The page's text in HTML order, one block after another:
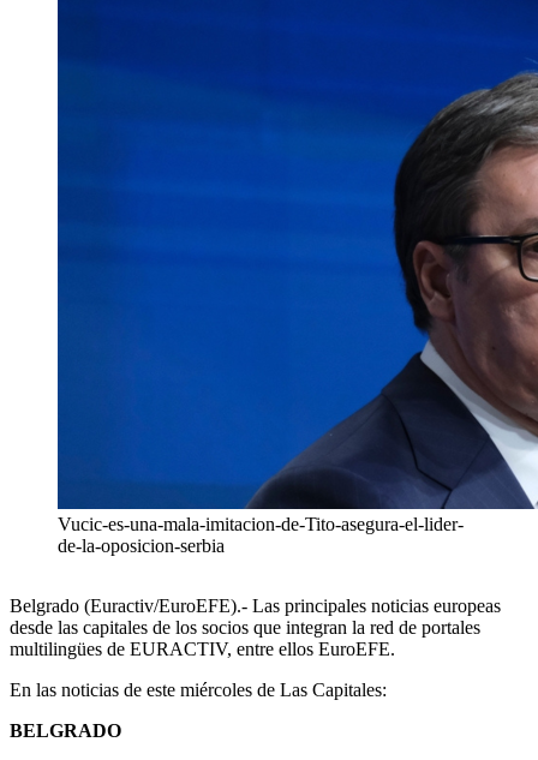
Vucic-es-una-mala-imitacion-de-Tito-asegura-el-lider-
de-la-oposicion-serbia
Belgrado (Euractiv/EuroEFE).- Las principales noticias europeas
desde las capitales de los socios que integran la red de portales
multilingües de EURACTIV, entre ellos EuroEFE.
En las noticias de este miércoles de Las Capitales:
BELGRADO